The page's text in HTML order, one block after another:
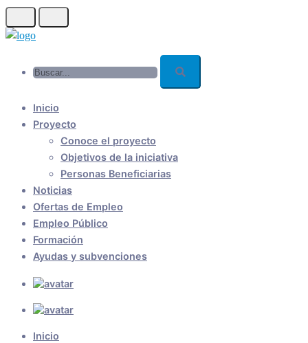
Skip
to
Inicio
Proyecto
Conoce el proyecto
Objetivos de la iniciativa
Personas Beneficiarias
Noticias
Ofertas de Empleo
Empleo Público
Formación
Ayudas y subvenciones
Inicio